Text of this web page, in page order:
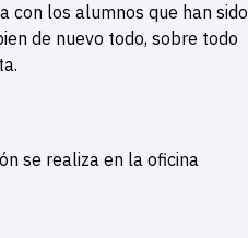
con los alumnos que han sido
de nuevo todo, sobre todo
se realiza en la oficina